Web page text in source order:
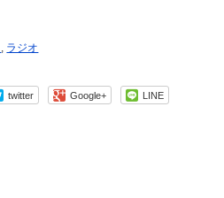
ラジオ
twitter Google+ LINE